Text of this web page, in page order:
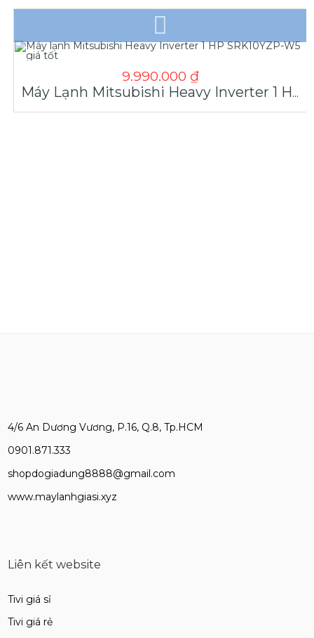
9.990.000 ₫
Máy Lạnh Mitsubishi Heavy Inverter 1 HP SRK10YZP-W5 Giá Tốt
4/6 An Dương Vương, P.16, Q.8, Tp.HCM
0901.871.333
shopdogiadung8888@gmail.com
www.maylanhgiasi.xyz
Liên kết website
Tivi giá sỉ
Tivi giá rẻ